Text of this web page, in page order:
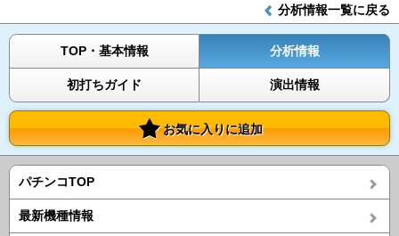
分析情報一覧に戻る
TOP・基本情報 分析情報
初打ちガイド 演出情報
お気に入りに追加
パチンコTOP
最新機種情報